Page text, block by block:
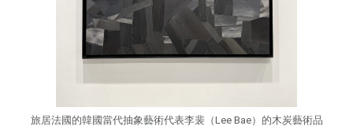
旅居法國的韓國當代抽象藝術代表李裴（Lee Bae）的木炭藝術品